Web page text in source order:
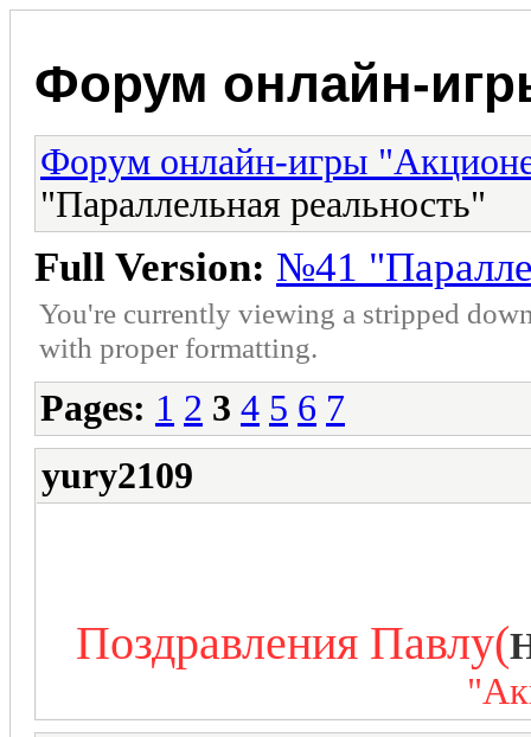
Форум онлайн-
Форум онлайн-игры
"Параллельная реальность"
Full Version: №41
You're currently viewing a stripped
with proper formatting.
Pages: 1 2 3 4 5 6 7
yury2109
Поздравления Павлу(